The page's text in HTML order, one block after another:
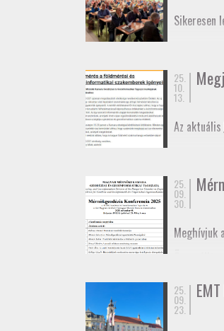
November
Sikeresen
25.
10.
13.
Az aktuális
25.
09.
30.
Meghívjuk
25.
09.
23.